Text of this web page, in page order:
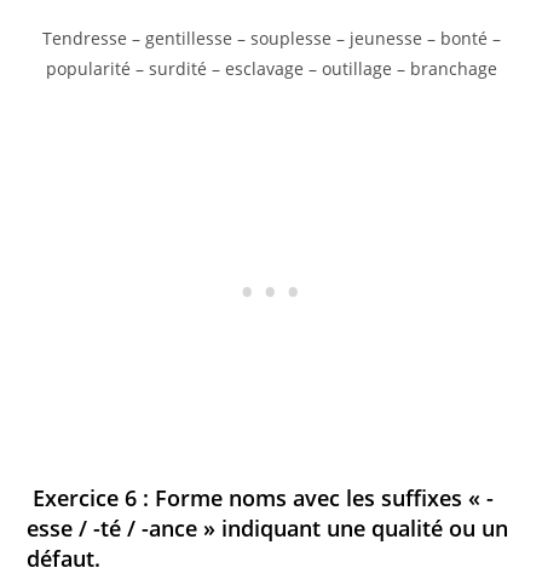
Tendresse – gentillesse – souplesse – jeunesse – bonté –
popularité – surdité – esclavage – outillage – branchage
Exercice 6 : Forme noms avec les suffixes « -
esse / -té / -ance » indiquant une qualité ou un
défaut.